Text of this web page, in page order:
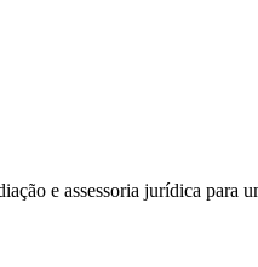
e assessoria jurídica para